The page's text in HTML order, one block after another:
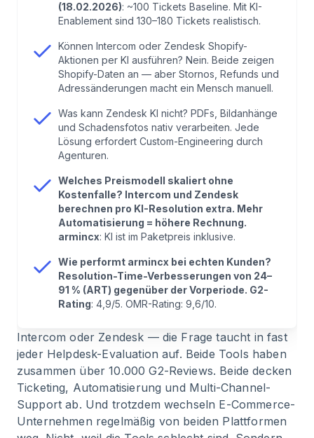
armincx: Gebaut für E-Commerce, nicht
nachträglich angepasst
Preisvergleich: Was du wirklich zahlst
Menschen — sie macht sie besser
Vergleichstabelle: Intercom vs. Zendesk vs.
armincx
Wann Intercom oder Zendesk die richtige Wahl
.FAQ: Intercom vs Zendesk im E-Commerce
Fazit: Die Helpdesk-Landschaft hat sich
(18.02.2026): ~100 Tickets Baseline. Mit KI-
Enablement sind 130–180 Tickets realistisch.
Können Intercom oder Zendesk Shopify-
Aktionen per KI ausführen? Nein. Beide zeigen
Shopify-Daten an — aber Stornos, Refunds und
Adressänderungen macht ein Mensch manuell.
Was kann Zendesk KI nicht? PDFs, Bildanhänge
und Schadensfotos nativ verarbeiten. Jede
Lösung erfordert Custom-Engineering durch
Agenturen.
Welches Preismodell skaliert ohne
Kostenfalle? Intercom und Zendesk
berechnen pro KI-Resolution extra. Mehr
Automatisierung = höhere Rechnung.
armincx: KI ist im Paketpreis inklusive.
Wie performt armincx bei echten Kunden?
Resolution-Time-Verbesserungen von 24–
91 % (ART) gegenüber der Vorperiode. G2-
Rating: 4,9/5. OMR-Rating: 9,6/10.
Intercom oder Zendesk — die Frage taucht in fast
jeder Helpdesk-Evaluation auf. Beide Tools haben
zusammen über 10.000 G2-Reviews. Beide decken
Ticketing, Automatisierung und Multi-Channel-
Support ab. Und trotzdem wechseln E-Commerce-
Unternehmen regelmäßig von beiden Plattformen